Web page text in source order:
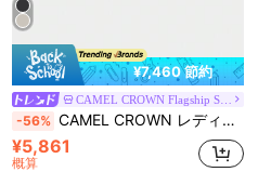
¥7,460 節約
CAMEL CROWN Flagship Store
-56% CAMEL CROWN レディース カジュアルスポーツシューズ、オールシーズン ランニング ジョギング レースアップ 通気性 衝撃吸収 軽量スニーカー
¥5,861
概算